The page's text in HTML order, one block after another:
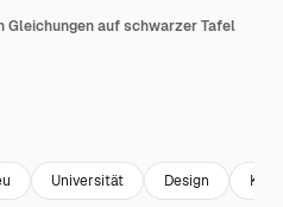
Gleichungen auf schwarzer Tafel
Universität Design